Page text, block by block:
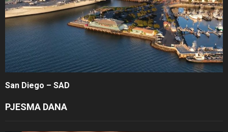
San Diego – SAD
PJESMA DANA